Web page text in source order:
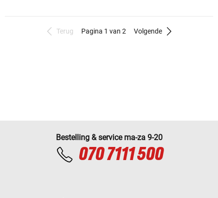
Terug Pagina 1 van 2 Volgende
Bestelling & service ma-za 9-20
070 7111 500